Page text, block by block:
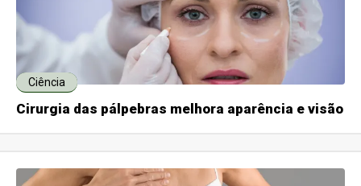
Ciência
Cirurgia das pálpebras melhora aparência e visão